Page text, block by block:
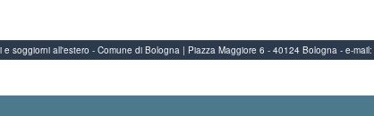
e soggiorni all'estero - Comune di Bologna | Piazza Maggiore 6 - 40124 Bologna - e-mail: